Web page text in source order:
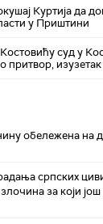
Куртија да
у Приштини
суд у
обележена на
српских
за који